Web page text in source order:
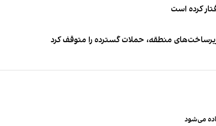
کرده است
منطقه، حملات گسترده را متوقف کرد
می‌شود